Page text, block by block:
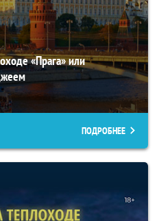
«Прага» или
ПОДРОБНЕЕ